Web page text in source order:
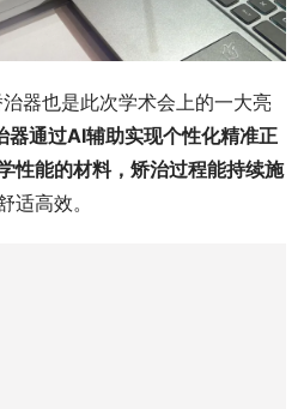
器也是此次学术会上的一大亮
通过AI辅助实现个性化精准正
性能的材料，矫治过程能持续施
适高效。